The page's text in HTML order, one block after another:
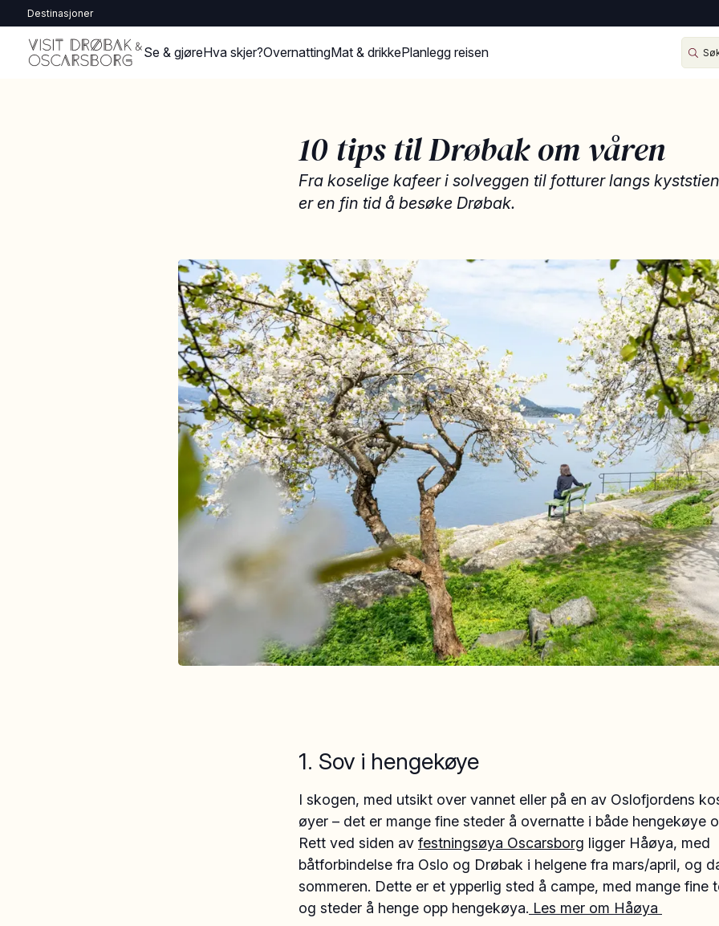
Destinasjoner
Se & gjøreHva skjer?OvernattingMat & drikkePlanlegg reisen
10 tips til Drøbak om våren
Fra koselige kafeer i solveggen til fotturer langs
er en fin tid å besøke Drøbak.
1. Sov i hengekøye
I skogen, med utsikt over vannet eller på en av Oslofjordens
øyer – det er mange fine steder å overnatte i både hengekøye
Rett ved siden av festningsøya Oscarsborg ligger Håøya, med
båtforbindelse fra Oslo og Drøbak i helgene fra mars/april, og
sommeren. Dette er et ypperlig sted å campe, med mange fine
og steder å henge opp hengekøya. Les mer om Håøya